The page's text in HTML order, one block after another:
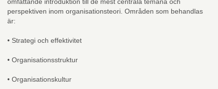
omfattande introduktion till de mest centrala temana och
perspektiven inom organisationsteori. Områden som behandlas
är:
• Strategi och effektivitet
• Organisationsstruktur
• Organisationskultur